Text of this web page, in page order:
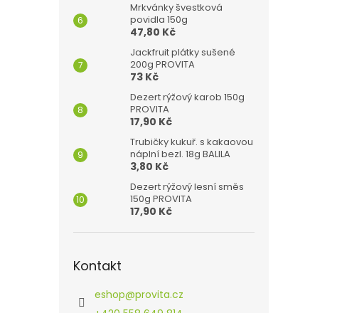
Mrkvánky švestková
povidla 150g
47,80 Kč
Jackfruit plátky sušené
200g PROVITA
73 Kč
Dezert rýžový karob 150g
PROVITA
17,90 Kč
Trubičky kukuř. s kakaovou
náplní bezl. 18g BALILA
3,80 Kč
Dezert rýžový lesní směs
150g PROVITA
17,90 Kč
Kontakt
eshop@provita.cz